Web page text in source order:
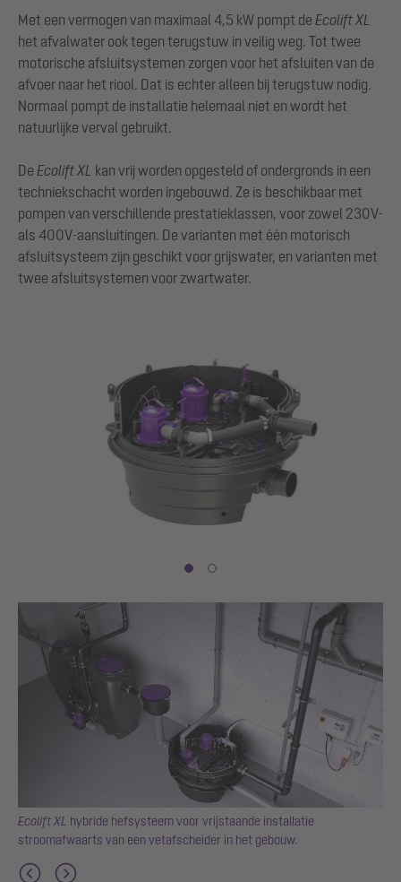
Met een vermogen van maximaal 4,5 kW pompt de Ecolift XL
het afvalwater ook tegen terugstuw in veilig weg. Tot twee
motorische afsluitsystemen zorgen voor het afsluiten van de
afvoer naar het riool. Dat is echter alleen bij terugstuw nodig.
Normaal pompt de installatie helemaal niet en wordt het
natuurlijke verval gebruikt.
De Ecolift XL kan vrij worden opgesteld of ondergronds in een
techniekschacht worden ingebouwd. Ze is beschikbaar met
pompen van verschillende prestatieklassen, voor zowel 230V-
als 400V-aansluitingen. De varianten met één motorisch
afsluitsysteem zijn geschikt voor grijswater, en varianten met
twee afsluitsystemen voor zwartwater.
Ecolift XL hybride hefsysteem voor vrijstaande installatie
stroomafwaarts van een vetafscheider in het gebouw.